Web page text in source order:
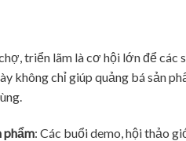
triển lãm là cơ hội lớn để các
không chỉ giúp quảng bá sản
phẩm: Các buổi demo, hội thảo